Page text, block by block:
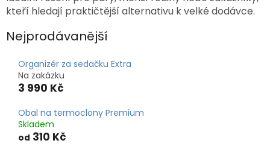
kteří hledají praktičtější alternativu k velké dodávce.
Nejprodávanější
Organizér za sedačku Extra
Na zakázku
3 990 Kč
Obal na termoclony Premium
Skladem
od 310 Kč